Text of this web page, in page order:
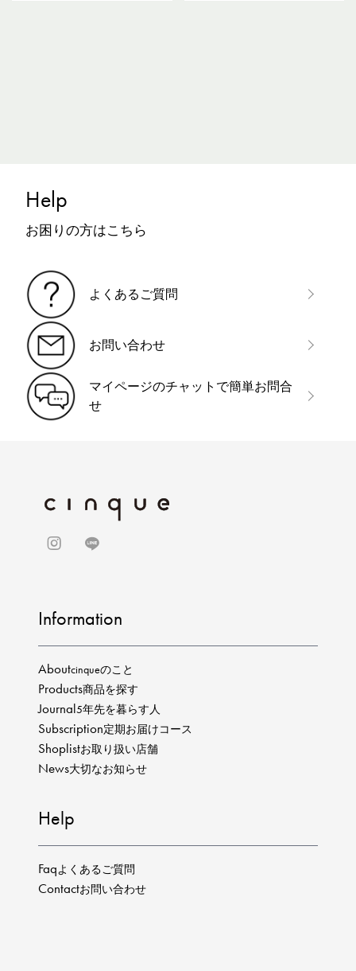
Help
お困りの方はこちら
よくあるご質問
お問い合わせ
マイページのチャットで簡単お問合
せ
Information
Aboutcinqueのこと
Products商品を探す
Journal5年先を暮らす人
Subscription定期お届けコース
Shoplistお取り扱い店舗
News大切なお知らせ
Help
Faqよくあるご質問
Contactお問い合わせ